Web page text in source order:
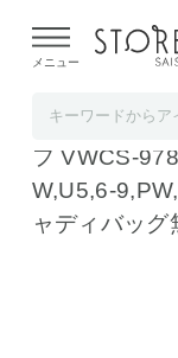
よる配送遅延が発
メニュー
クラブセッ
フ VWCS-
W,U5,6-
ャディバッ